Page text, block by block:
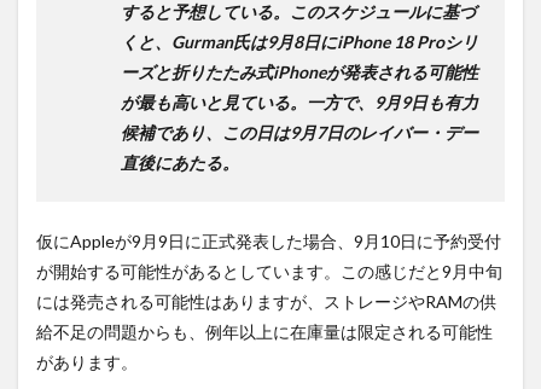
すると予想している。このスケジュールに基づ
くと、Gurman氏は9月8日にiPhone 18 Proシリ
ーズと折りたたみ式iPhoneが発表される可能性
が最も高いと見ている。一方で、9月9日も有力
候補であり、この日は9月7日のレイバー・デー
直後にあたる。
仮にAppleが9月9日に正式発表した場合、9月10日に予約受付
が開始する可能性があるとしています。この感じだと9月中旬
には発売される可能性はありますが、ストレージやRAMの供
給不足の問題からも、例年以上に在庫量は限定される可能性
があります。